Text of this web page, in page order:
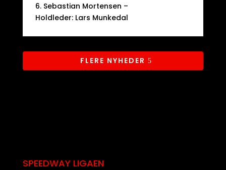
6. Sebastian Mortensen –
Holdleder: Lars Munkedal
FLERE NYHEDER
SPEEDWAY LIGAEN